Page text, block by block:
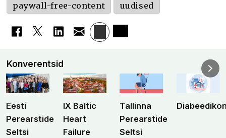
paywall-free-content uudised
Konverentsid
Eesti
Perearstide
Seltsi
IX Baltic
Heart
Failure
Tallinna
Perearstide
Seltsi